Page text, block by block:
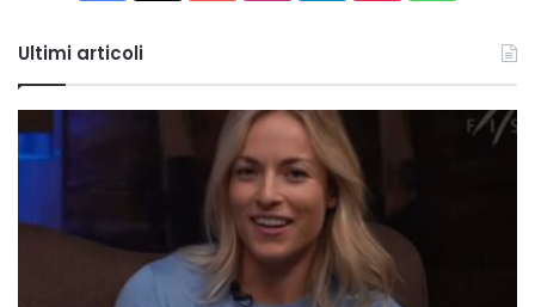
Ultimi articoli